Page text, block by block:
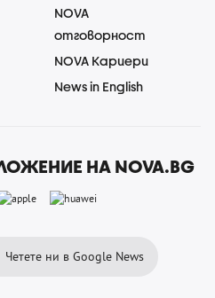
NOVA
отговорност
NOVA Кариери
News in English
НА NOVA.BG
Четете ни в Google News